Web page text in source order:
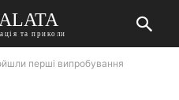
та приколи
перші випробування